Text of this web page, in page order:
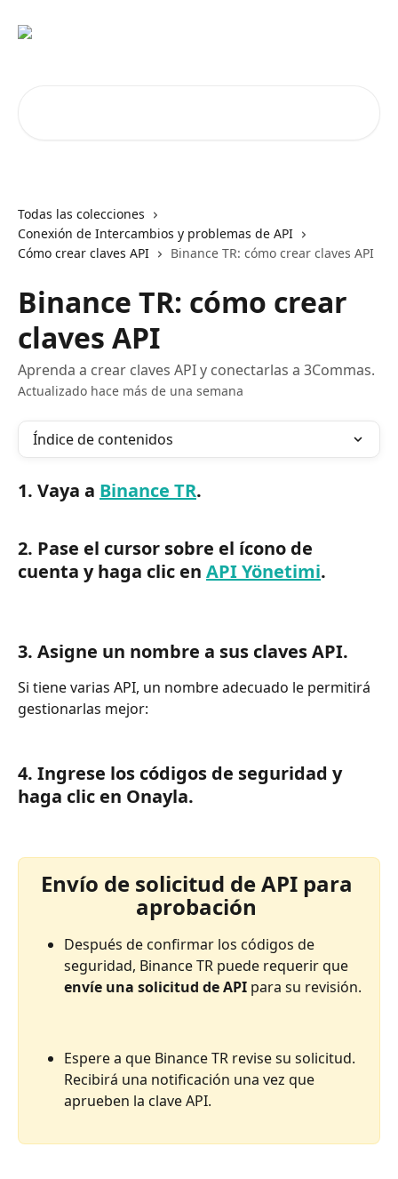
Todas las colecciones
Conexión de Intercambios y problemas de API
Cómo crear claves API
Binance TR: cómo crear claves API
Binance TR: cómo crear
claves API
Aprenda a crear claves API y conectarlas a 3Commas.
Actualizado hace más de una semana
Índice de contenidos
1. Vaya a Binance TR.
2. Pase el cursor sobre el ícono de
cuenta y haga clic en API Yönetimi.
3. Asigne un nombre a sus claves API.
Si tiene varias API, un nombre adecuado le permitirá
gestionarlas mejor:
4. Ingrese los códigos de seguridad y
haga clic en Onayla.
Envío de solicitud de API para
aprobación
Después de confirmar los códigos de
seguridad, Binance TR puede requerir que
envíe una solicitud de API para su revisión.
Espere a que Binance TR revise su solicitud.
Recibirá una notificación una vez que
aprueben la clave API.